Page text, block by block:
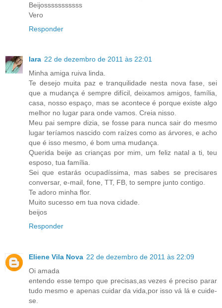
Beijosssssssssss
Vero
Responder
Iara 22 de dezembro de 2011 às 22:01
Minha amiga ruiva linda.
Te desejo muita paz e tranquilidade nesta nova fase, sei
que a mudança é sempre difícil, deixamos amigos, família,
casa, nosso espaço, mas se acontece é porque existe algo
melhor no lugar para onde vamos. Creia nisso.
Meu pai sempre dizia, se fosse para nunca sair do mesmo
lugar teríamos nascido com raízes como as árvores, e acho
que é isso mesmo, é bom uma mudança.
Querida beije as crianças por mim, um feliz natal a ti, teu
esposo, tua família.
Sei que estarás ocupadíssima, mas sabes se precisares
conversar, e-mail, fone, TT, FB, to sempre junto contigo.
Te adoro minha flor.
Muito sucesso em tua nova cidade.
beijos
Responder
Eliene Vila Nova 22 de dezembro de 2011 às 22:09
Oi amada
entendo esse tempo que precisas,as vezes é preciso parar
tudo mesmo e apenas cuidar da vida,por isso vá lá e cuide-
se.